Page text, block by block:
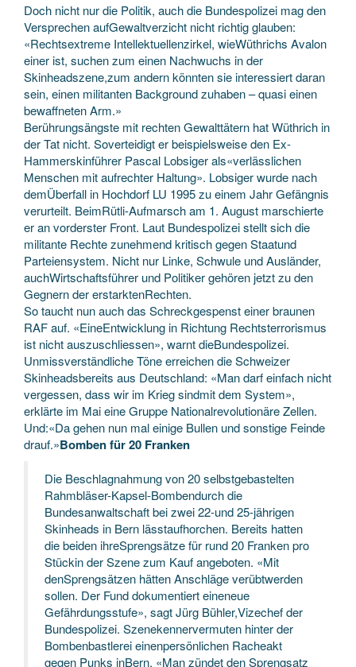
Doch nicht nur die Politik, auch die Bundespolizei mag den
Versprechen aufGewaltverzicht nicht richtig glauben:
«Rechtsextreme Intellektuellenzirkel, wieWüthrichs Avalon
einer ist, suchen zum einen Nachwuchs in der
Skinheadszene,zum andern könnten sie interessiert daran
sein, einen militanten Background zuhaben – quasi einen
bewaffneten Arm.»
Berührungsängste mit rechten Gewalttätern hat Wüthrich in
der Tat nicht. Soverteidigt er beispielsweise den Ex-
Hammerskinführer Pascal Lobsiger als«verlässlichen
Menschen mit aufrechter Haltung». Lobsiger wurde nach
demÜberfall in Hochdorf LU 1995 zu einem Jahr Gefängnis
verurteilt. BeimRütli-Aufmarsch am 1. August marschierte
er an vorderster Front. Laut Bundespolizei stellt sich die
militante Rechte zunehmend kritisch gegen Staatund
Parteiensystem. Nicht nur Linke, Schwule und Ausländer,
auchWirtschaftsführer und Politiker gehören jetzt zu den
Gegnern der erstarktenRechten.
So taucht nun auch das Schreckgespenst einer braunen
RAF auf. «EineEntwicklung in Richtung Rechtsterrorismus
ist nicht auszuschliessen», warnt dieBundespolizei.
Unmissverständliche Töne erreichen die Schweizer
Skinheadsbereits aus Deutschland: «Man darf einfach nicht
vergessen, dass wir im Krieg sindmit dem System»,
erklärte im Mai eine Gruppe Nationalrevolutionäre Zellen.
Und:«Da gehen nun mal einige Bullen und sonstige Feinde
drauf.»Bomben für 20 Franken
Die Beschlagnahmung von 20 selbstgebastelten
Rahmbläser-Kapsel-Bombendurch die
Bundesanwaltschaft bei zwei 22-und 25-jährigen
Skinheads in Bern lässtaufhorchen. Bereits hatten
die beiden ihreSprengsätze für rund 20 Franken pro
Stückin der Szene zum Kauf angeboten. «Mit
denSprengsätzen hätten Anschläge verübtwerden
sollen. Der Fund dokumentiert eineneue
Gefährdungsstufe», sagt Jürg Bühler,Vizechef der
Bundespolizei. Szenekennervermuten hinter der
Bombenbastlerei einenpersönlichen Racheakt
gegen Punks inBern. «Man zündet den Sprengsatz